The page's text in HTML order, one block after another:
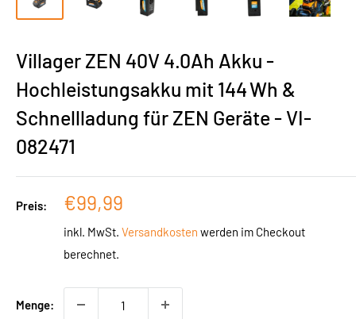
Villager ZEN 40V 4.0Ah Akku -
Hochleistungsakku mit 144 Wh &
Schnellladung für ZEN Geräte - VI-
082471
Preis: Sonderpreis
€99,99
inkl. MwSt. Versandkosten werden im Checkout
berechnet.
Menge: